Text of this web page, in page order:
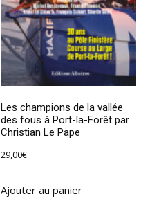
Les champions de la vallée
des fous à Port-la-Forêt par
Christian Le Pape
29,00€
Ajouter au panier